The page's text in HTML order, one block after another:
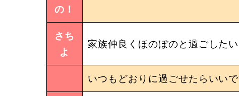
の！
さち
よ
家族仲良くほのぼのと過ごしたい
いつもどおりに過ごせたらいいで